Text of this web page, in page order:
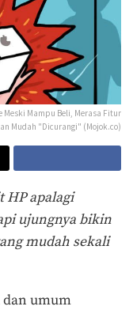
Meski Mampu Beli, Merasa Fitur
Mudah "Dicurangi" (Mojok.co)
HP apalagi
ujungnya bikin
mudah sekali
dan umum